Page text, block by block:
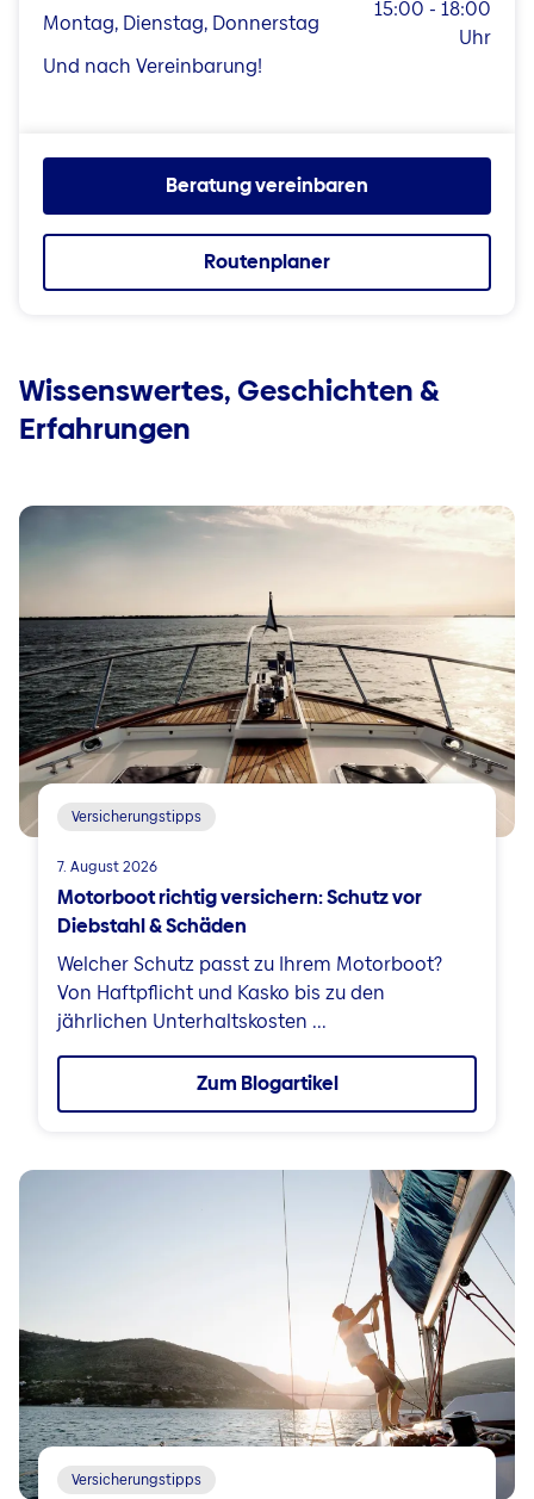
Montag, Dienstag, Donnerstag
15:00 - 18:00
Uhr
Und nach Vereinbarung!
Beratung vereinbaren
Routenplaner
Wissenswertes, Geschichten &
Erfahrungen
Versicherungstipps
7. August 2026
Motorboot richtig versichern: Schutz vor
Diebstahl & Schäden
Welcher Schutz passt zu Ihrem Motorboot?
Von Haftpflicht und Kasko bis zu den
jährlichen Unterhaltskosten ...
Zum Blogartikel
Versicherungstipps